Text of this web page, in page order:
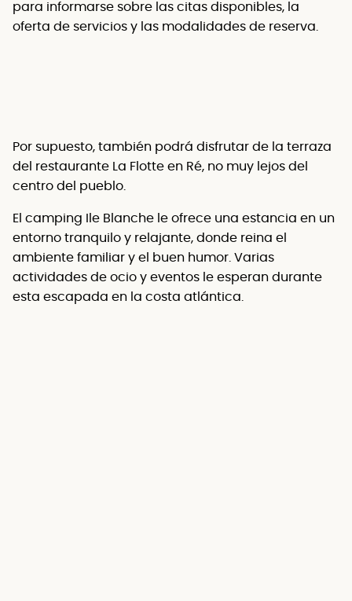
para informarse sobre las citas disponibles, la
oferta de servicios y las modalidades de reserva.
Por supuesto, también podrá disfrutar de la terraza
del restaurante La Flotte en Ré, no muy lejos del
centro del pueblo.
El camping Ile Blanche le ofrece una estancia en un
entorno tranquilo y relajante, donde reina el
ambiente familiar y el buen humor. Varias
actividades de ocio y eventos le esperan durante
esta escapada en la costa atlántica.